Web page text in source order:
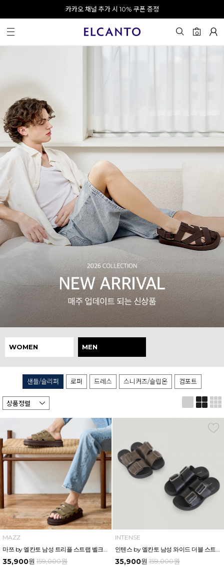
오전 10시 이전 결제 완료 시 오늘 출발!
회원가입 시 최대 20% 쿠폰 지급
카카오 채널 추가 시 10% 쿠폰 증정
0
WOMEN MEN
샌들/슬리퍼 로퍼 드레스 스니커즈/슬립온 컴포트
MAZZ
마쯔 by 엘칸토 남성 트리플 스트랩 벨크로 슬라이드 4.5cm LCMW61M626
35,900원 159,000원
INTENSE
인텐스 by 엘칸토 남성 와이드 더블 스트랩 버클 슬라이드 3.5cm LCMW62I626
35,900원 159,000원